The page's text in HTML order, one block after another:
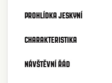
PROHLÍDKA JESKYNÍ
CHARAKTERISTIKA
NÁVŠTĚVNÍ ŘÁD